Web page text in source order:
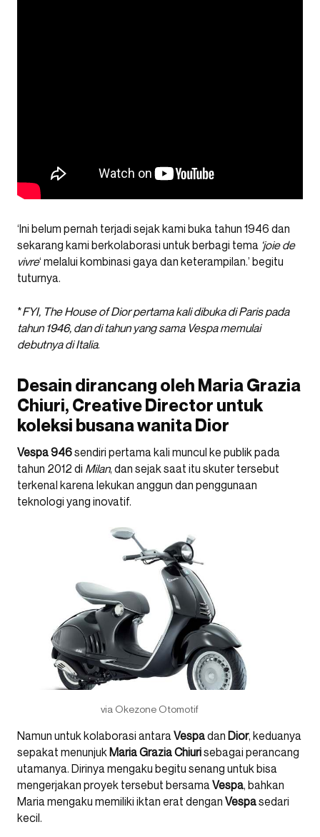
‘Ini belum pernah terjadi sejak kami buka tahun 1946 dan
sekarang kami berkolaborasi untuk berbagi tema ‘joie de
vivre‘ melalui kombinasi gaya dan keterampilan.’ begitu
tuturnya.
*FYI, The House of Dior pertama kali dibuka di Paris pada
tahun 1946, dan di tahun yang sama Vespa memulai
debutnya di Italia.
Desain dirancang oleh Maria Grazia
Chiuri, Creative Director untuk
koleksi busana wanita Dior
Vespa 946sendiri pertama kali muncul ke publik pada
tahun 2012 di Milan, dan sejak saat itu skuter tersebut
terkenal karena lekukan anggun dan penggunaan
teknologi yang inovatif.
via Okezone Otomotif
Namun untuk kolaborasi antaraVespadan Dior, keduanya
sepakat menunjuk MariaGraziaChiurisebagai perancang
utamanya. Dirinya mengaku begitu senang untuk bisa
mengerjakan proyek tersebut bersamaVespa, bahkan
Maria mengaku memiliki iktan erat dengan Vespasedari
kecil.